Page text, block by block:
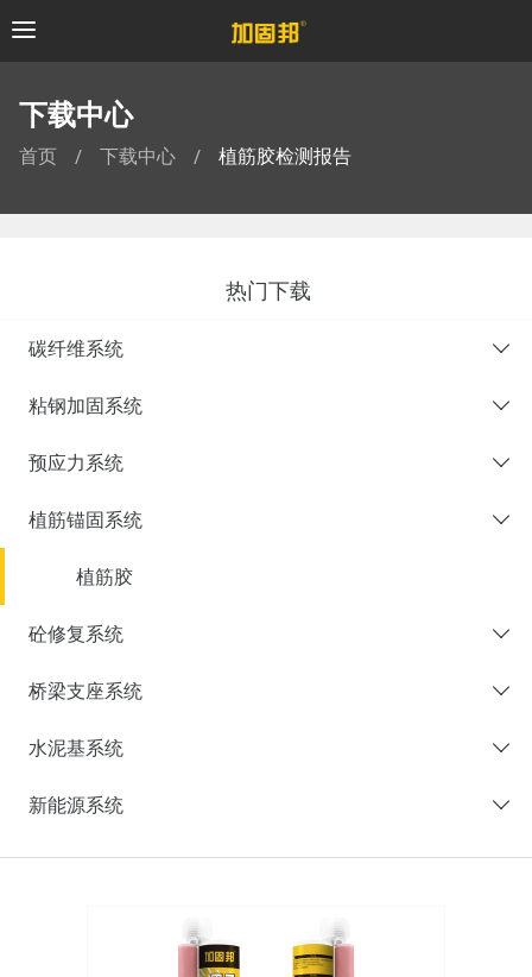
加固邦
加固材料
关于我们
下载中心
首页 / 下载中心 / 植筋胶检测报告
热门下载
碳纤维系统
粘钢加固系统
预应力系统
植筋锚固系统
植筋胶
砼修复系统
桥梁支座系统
水泥基系统
新能源系统